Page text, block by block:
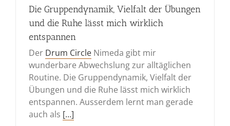
Die Gruppendynamik, Vielfalt der Übungen
und die Ruhe lässt mich wirklich
entspannen
Der Drum Circle Nimeda gibt mir
wunderbare Abwechslung zur alltäglichen
Routine. Die Gruppendynamik, Vielfalt der
Übungen und die Ruhe lässt mich wirklich
entspannen. Ausserdem lernt man gerade
auch als […]